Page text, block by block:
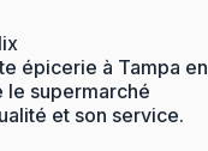
épicerie à Tampa en
le supermarché
et son service.